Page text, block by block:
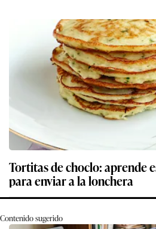
Tortitas de choclo: aprende
para enviar a la lonchera
Contenido sugerido